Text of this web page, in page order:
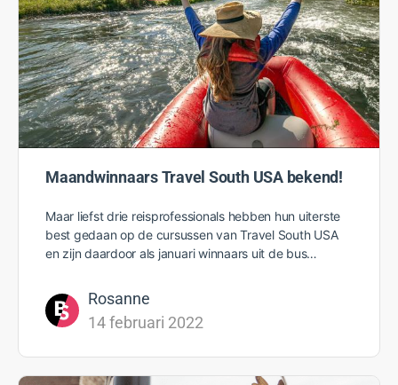
Maandwinnaars Travel South USA bekend!
Maar liefst drie reisprofessionals hebben hun uiterste
best gedaan op de cursussen van Travel South USA
en zijn daardoor als januari winnaars uit de bus…
Rosanne
14 februari 2022